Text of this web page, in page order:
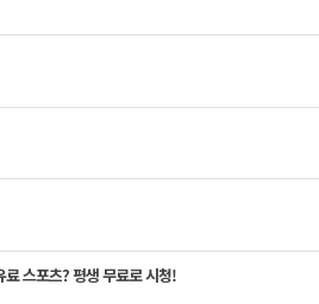
료 스포츠? 평생 무료로 시청!